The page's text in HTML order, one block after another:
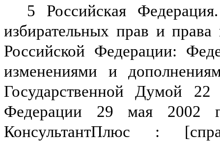
5 Российская
избирательных прав и
Российской Федерации:
изменениями и
Государственной Думой
Федерации 29 мая 2002
КонсультантПлюс :